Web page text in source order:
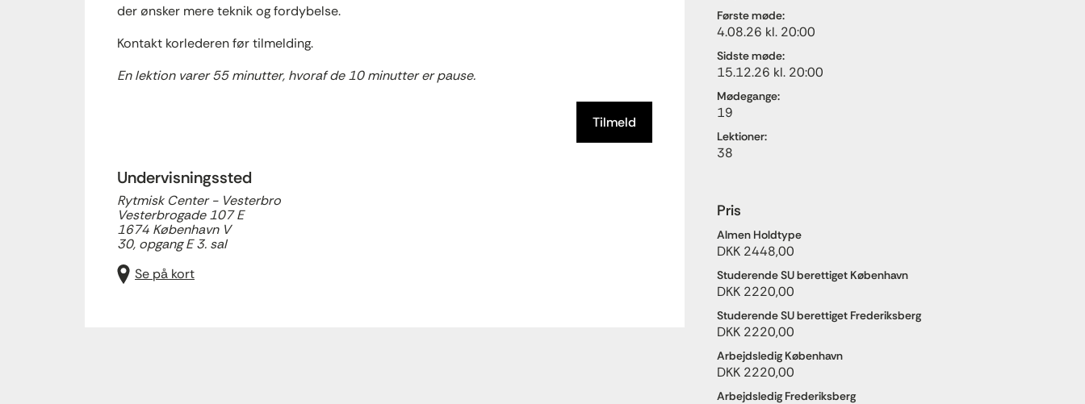
der ønsker mere teknik og fordybelse.
Kontakt korlederen før tilmelding.
En lektion varer 55 minutter, hvoraf de 10 minutter er pause.
Tilmeld
Undervisningssted
Rytmisk Center - Vesterbro
Vesterbrogade 107 E
1674 København V
30, opgang E 3. sal
Se på kort
Første møde:
4.08.26 kl. 20:00
Sidste møde:
15.12.26 kl. 20:00
Mødegange:
19
Lektioner:
38
Pris
Almen Holdtype
DKK 2448,00
Studerende SU berettiget København
DKK 2220,00
Studerende SU berettiget Frederiksberg
DKK 2220,00
Arbejdsledig København
DKK 2220,00
Arbejdsledig Frederiksberg